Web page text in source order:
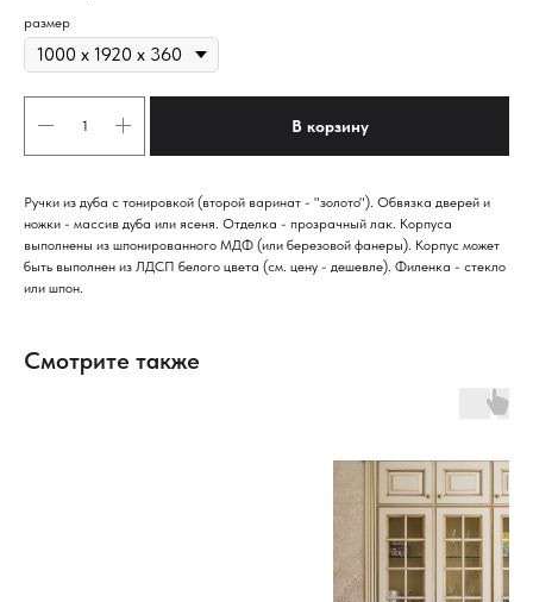
размер
В корзину
Ручки из дуба с тонировкой (второй варинат - "золото"). Обвязка дверей и
ножки - массив дуба или ясеня. Отделка - прозрачный лак. Корпуса
выполнены из шпонированного МДФ (или березовой фанеры). Корпус может
быть выполнен из ЛДСП белого цвета (см. цену - дешевле). Филенка - стекло
или шпон.
Смотрите также